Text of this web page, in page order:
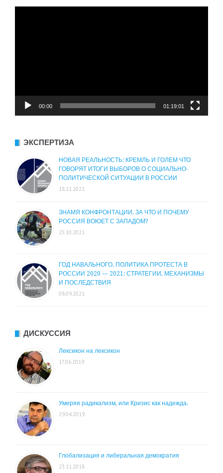
00:00 01:19:01
ЭКСПЕРТИЗА
НОВАЯ РЕАЛЬНОСТЬ: КРЕМЛЬ И ГОЛЕМ ЧТО
ГОВОРЯТ ИТОГИ ВЫБОРОВ О СОЦИАЛЬНО-
ПОЛИТИЧЕСКОЙ СИТУАЦИИ В РОССИИ
18.11.2021
ЗНАМЯ КОНФРОНТАЦИИ. ЗА ЧТО И ПОЧЕМУ
РОССИЯ ВОЮЕТ С ЗАПАДОМ?
25.10.2021
ГОД НАВАЛЬНОГО. ПОЛИТИКА ПРОТЕСТА В
РОССИИ 2020 — 2021: СТРАТЕГИИ, МЕХАНИЗМЫ
И ПОСЛЕДСТВИЯ
08.09.2021
ДИСКУССИЯ
Лексикон на лексикон
17.06.2019
Умеряя радикализм, или Кризис как надежда.
29.04.2019
Глобализация и либеральная демократия
23.11.2018